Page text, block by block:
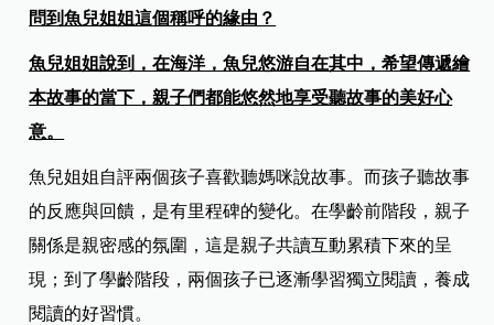
問到魚兒姐姐這個稱呼的緣由？
魚兒姐姐說到，在海洋，魚兒悠游自在其中，希望傳遞繪
本故事的當下，親子們都能悠然地享受聽故事的美好心
意。
魚兒姐姐自評兩個孩子喜歡聽媽咪說故事。而孩子聽故事
的反應與回饋，是有里程碑的變化。在學齡前階段，親子
關係是親密感的氛圍，這是親子共讀互動累積下來的呈
現；到了學齡階段，兩個孩子已逐漸學習獨立閱讀，養成
閱讀的好習慣。